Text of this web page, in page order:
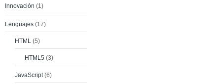
Innovación (1)
Lenguajes (17)
HTML (5)
HTML5 (3)
JavaScript(6)